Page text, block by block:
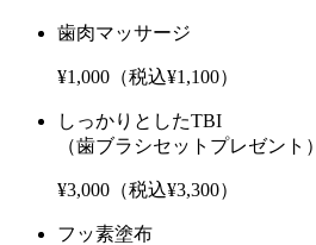
歯肉マッサージ
¥1,000（税込¥1,100）
しっかりとしたTBI
（歯ブラシセットプレゼント）
¥3,000（税込¥3,300）
フッ素塗布